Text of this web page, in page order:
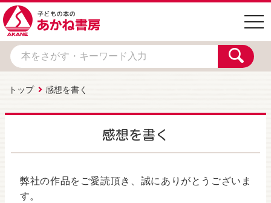
トップ 感想を書く
感想を書く
弊社の作品をご愛読頂き、誠にありがとうございま
す。